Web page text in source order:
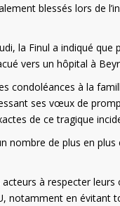
blessés lors de
la Finul a indiqué que
vers un hôpital à
condoléances à la
ses vœux de
de ce tragique
nombre de plus en
à respecter
notamment en évitant